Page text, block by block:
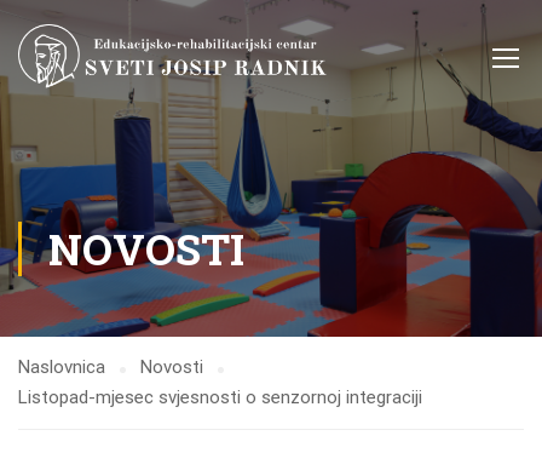
NOVOSTI
Naslovnica
Novosti
Listopad-mjesec svjesnosti o senzornoj integraciji